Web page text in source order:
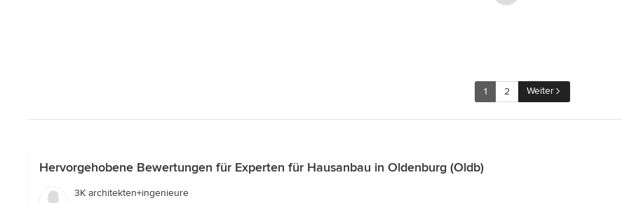
1 2 Weiter
Hervorgehobene Bewertungen für Experten für Hausanbau in Oldenburg (Oldb)
3K architekten+ingenieure